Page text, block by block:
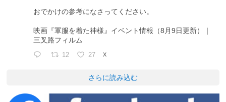
おでかけの参考になさってください。
映画『軍服を着た神様』イベント情報（8月9日更新）｜
三叉路フィルム
12 27 X
さらに読み込む